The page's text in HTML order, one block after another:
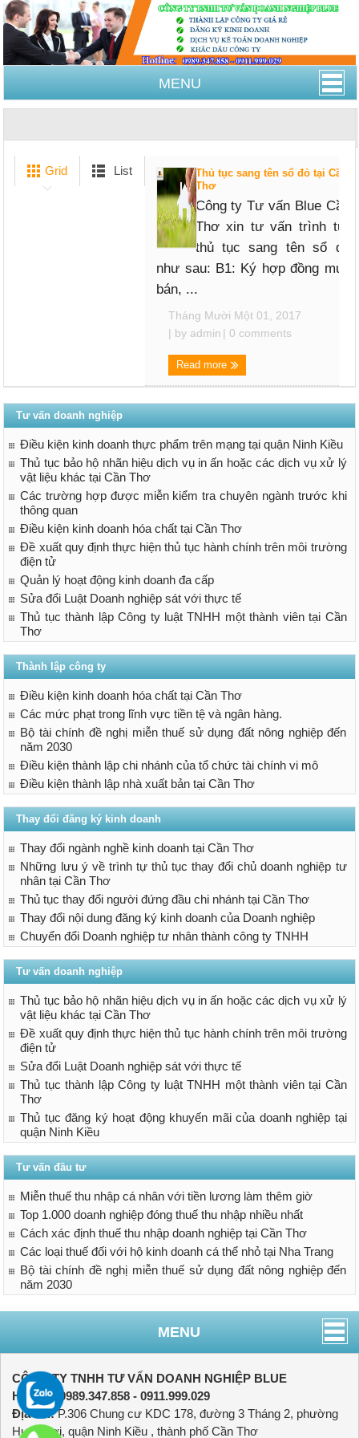
MENU
Grid List
Thủ tục sang tên sổ đỏ tại Cần
Thơ
Công ty Tư vấn Blue Cần
Thơ xin tư vấn trình tự,
thủ tục sang tên sổ đỏ
như sau: B1: Ký hợp đồng mua
bán, ...
Tháng Mười Một 01, 2017
| by admin | 0 comments
Read more
Tư vấn doanh nghiệp
Điều kiện kinh doanh thực phẩm trên mạng tại quận Ninh Kiều
Thủ tục bảo hộ nhãn hiệu dịch vụ in ấn hoặc các dịch vụ xử lý
vật liệu khác tại Cần Thơ
Các trường hợp được miễn kiểm tra chuyên ngành trước khi
thông quan
Điều kiện kinh doanh hóa chất tại Cần Thơ
Đề xuất quy định thực hiện thủ tục hành chính trên môi trường
điện tử
Quản lý hoạt động kinh doanh đa cấp
Sửa đổi Luật Doanh nghiệp sát với thực tế
Thủ tục thành lập Công ty luật TNHH một thành viên tại Cần
Thơ
Thành lập công ty
Điều kiện kinh doanh hóa chất tại Cần Thơ
Các mức phạt trong lĩnh vực tiền tệ và ngân hàng.
Bộ tài chính đề nghị miễn thuế sử dụng đất nông nghiệp đến
năm 2030
Điều kiện thành lập chi nhánh của tổ chức tài chính vi mô
Điều kiện thành lập nhà xuất bản tại Cần Thơ
Thay đổi đăng ký kinh doanh
Thay đổi ngành nghề kinh doanh tại Cần Thơ
Những lưu ý về trình tự thủ tục thay đổi chủ doanh nghiệp tư
nhân tại Cần Thơ
Thủ tục thay đổi người đứng đầu chi nhánh tại Cần Thơ
Thay đổi nội dung đăng ký kinh doanh của Doanh nghiệp
Chuyển đổi Doanh nghiệp tư nhân thành công ty TNHH
Tư vấn doanh nghiệp
Thủ tục bảo hộ nhãn hiệu dịch vụ in ấn hoặc các dịch vụ xử lý
vật liệu khác tại Cần Thơ
Đề xuất quy định thực hiện thủ tục hành chính trên môi trường
điện tử
Sửa đổi Luật Doanh nghiệp sát với thực tế
Thủ tục thành lập Công ty luật TNHH một thành viên tại Cần
Thơ
Thủ tục đăng ký hoạt động khuyến mãi của doanh nghiệp tại
quận Ninh Kiều
Tư vấn đầu tư
Miễn thuế thu nhập cá nhân với tiền lương làm thêm giờ
Top 1.000 doanh nghiệp đóng thuế thu nhập nhiều nhất
Cách xác định thuế thu nhập doanh nghiệp tại Cần Thơ
Các loại thuế đối với hộ kinh doanh cá thể nhỏ tại Nha Trang
Bộ tài chính đề nghị miễn thuế sử dụng đất nông nghiệp đến
năm 2030
MENU
CÔNG TY TNHH TƯ VẤN DOANH NGHIỆP BLUE
Hotline:
0989.347.858 - 0911.999.029
Địa chỉ:P.306 Chung cư KDC 178, đường 3 Tháng 2, phường
Hưng Lợi, quận Ninh Kiều , thành phố Cần Thơ